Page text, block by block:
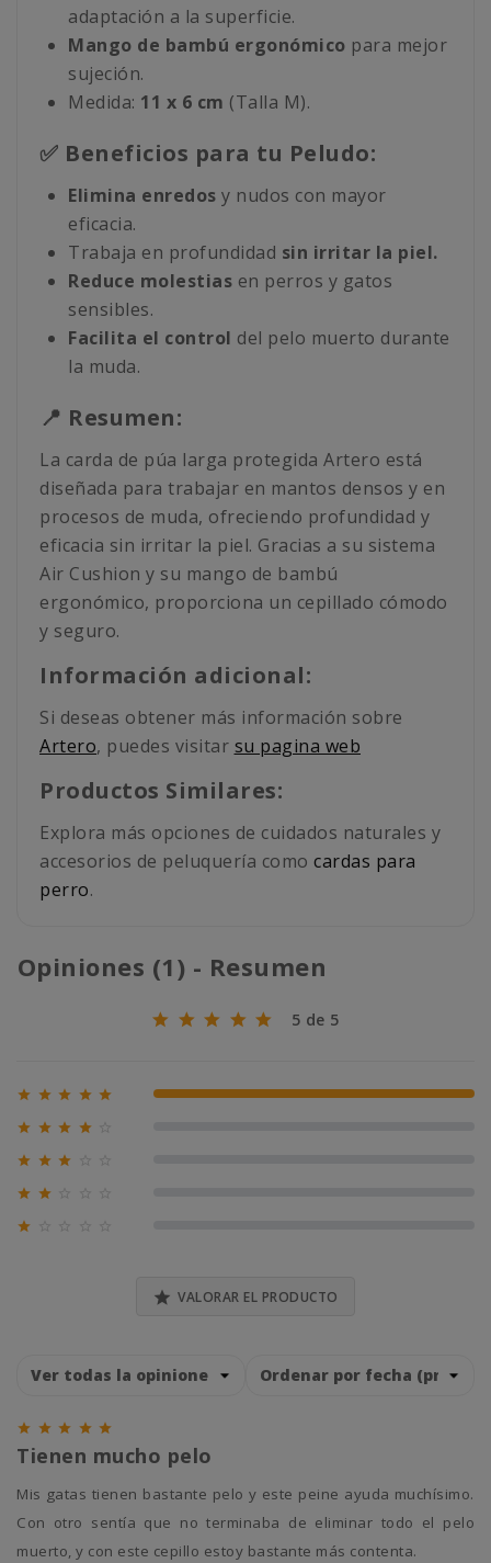
adaptación a la superficie.
Mango de bambú ergonómico para mejor
sujeción.
Medida: 11 x 6 cm (Talla M).
✅ Beneficios para tu Peludo:
Elimina enredos y nudos con mayor
eficacia.
Trabaja en profundidad sin irritar la piel.
Reduce molestias en perros y gatos
sensibles.
Facilita el control del pelo muerto durante
la muda.
📍 Resumen:
La carda de púa larga protegida Artero está
diseñada para trabajar en mantos densos y en
procesos de muda, ofreciendo profundidad y
eficacia sin irritar la piel. Gracias a su sistema
Air Cushion y su mango de bambú
ergonómico, proporciona un cepillado cómodo
y seguro.
Información adicional:
Si deseas obtener más información sobre
Artero, puedes visitar su pagina web
Productos Similares:
Explora más opciones de cuidados naturales y
accesorios de peluquería como cardas para
perro.
Opiniones (1) - Resumen
5 de 5
     100% (1)
   
  
 

 VALORAR EL PRODUCTO
    
Tienen mucho pelo
mis gatas tienen bastante pelo y este peine ayuda muchísimo.
Con otro sentía que no terminaba de eliminar todo el pelo
muerto, y con este cepillo estoy bastante más contenta.